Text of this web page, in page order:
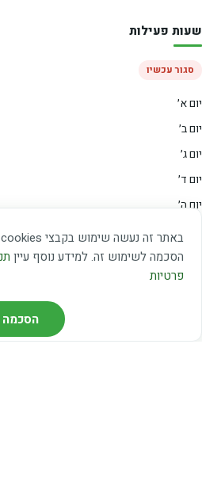
הסכמה לשימוש זה. למידע נוסף עיין
פרטיות
הסכמה
שעות פעילות
סגור עכשיו
יום א׳
יום ב׳
יום ג׳
יום ד׳
יום ה׳
יום ו׳
שבת